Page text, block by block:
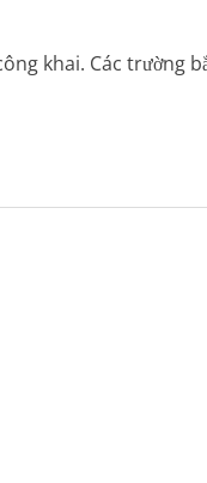
khai. Các trường